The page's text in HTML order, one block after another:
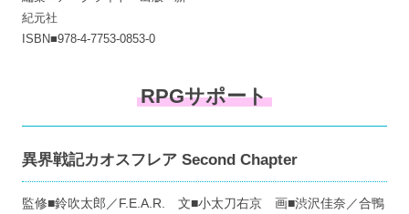
紀元社
ISBN■978-4-7753-0853-0
RPGサポート
異界戦記カオスフレア Second Chapter
監修■鈴吹太郎／F.E.A.R. 文■小太刀右京 画■渋沢佳奈／合鴨